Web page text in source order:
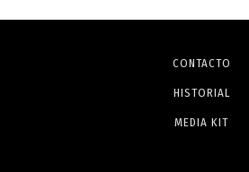
CONTACTO
HISTORIAL
MEDIA KIT